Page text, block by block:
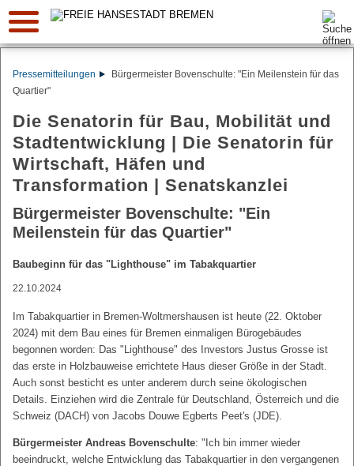
Suche:
Pressemitteilungen
Bürgermeister Bovenschulte: "Ein Meilenstein für das
Quartier"
Die Senatorin für Bau, Mobilität und
Stadtentwicklung | Die Senatorin für
Wirtschaft, Häfen und
Transformation | Senatskanzlei
Bürgermeister Bovenschulte: "Ein
Meilenstein für das Quartier"
Baubeginn für das "Lighthouse" im Tabakquartier
22.10.2024
Im Tabakquartier in Bremen-Woltmershausen ist heute (22. Oktober
2024) mit dem Bau eines für Bremen einmaligen Bürogebäudes
begonnen worden: Das "Lighthouse" des Investors Justus Grosse ist
das erste in Holzbauweise errichtete Haus dieser Größe in der Stadt.
Auch sonst besticht es unter anderem durch seine ökologischen
Details. Einziehen wird die Zentrale für Deutschland, Österreich und die
Schweiz (DACH) von Jacobs Douwe Egberts Peet's (JDE).
Bürgermeister Andreas Bovenschulte: "Ich bin immer wieder
beeindruckt, welche Entwicklung das Tabakquartier in den vergangenen